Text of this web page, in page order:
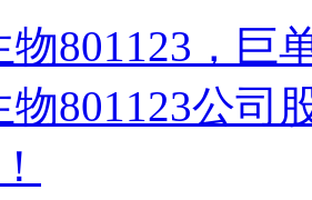
物801123，巨
物801123公司